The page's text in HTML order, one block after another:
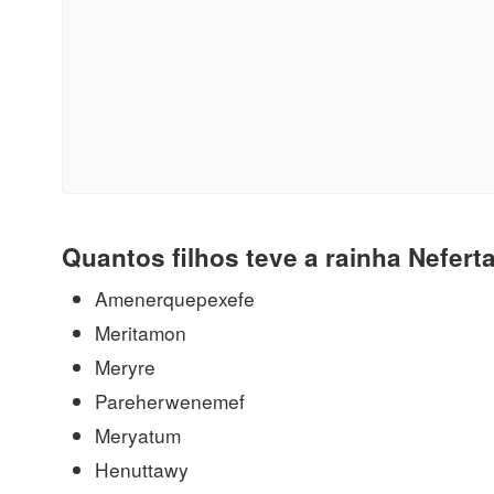
Quantos filhos teve a rainha
Amenerquepexefe
Meritamon
Meryre
Pareherwenemef
Meryatum
Henuttawy